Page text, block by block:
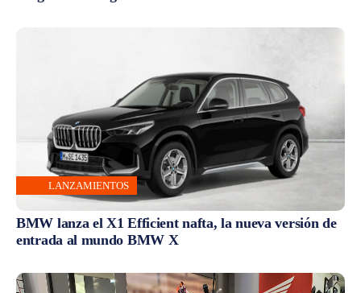
LANZAMIENTOS
BMW lanza el X1 Efficient nafta, la nueva versión de
entrada al mundo BMW X